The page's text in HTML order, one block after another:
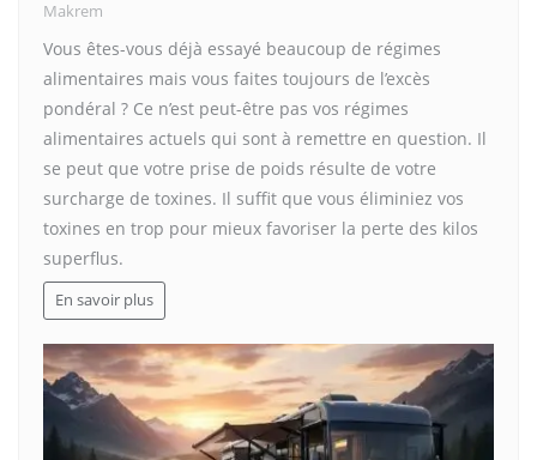
Makrem
Vous êtes-vous déjà essayé beaucoup de régimes
alimentaires mais vous faites toujours de l’excès
pondéral ? Ce n’est peut-être pas vos régimes
alimentaires actuels qui sont à remettre en question. Il
se peut que votre prise de poids résulte de votre
surcharge de toxines. Il suffit que vous éliminiez vos
toxines en trop pour mieux favoriser la perte des kilos
superflus.
En savoir plus